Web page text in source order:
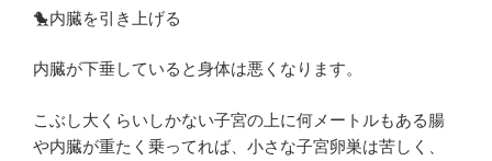
🐤内臓を引き上げる
内臓が下垂していると身体は悪くなります。
こぶし大くらいしかない子宮の上に何メートルもある腸
や内臓が重たく乗ってれば、小さな子宮卵巣は苦しく、